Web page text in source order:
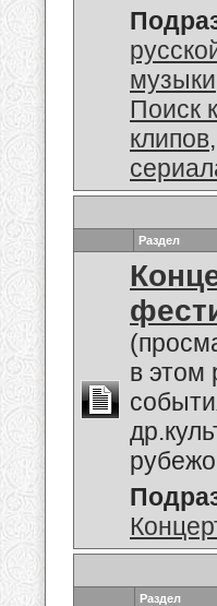
музыки
Поиск
клипов,
Раздел
в этом
Раздел